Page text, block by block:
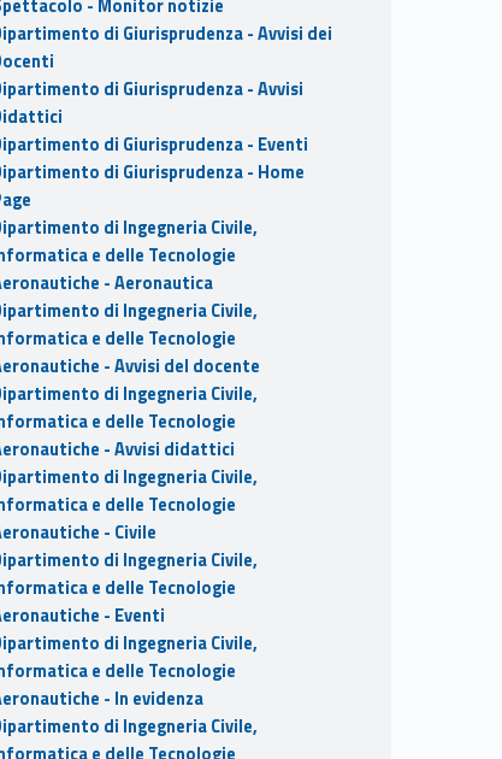
- Monitor notizie
di Giurisprudenza - Avvisi dei
di Giurisprudenza - Avvisi
di Giurisprudenza - Eventi
di Giurisprudenza - Home
di Ingegneria Civile,
e delle Tecnologie
- Aeronautica
di Ingegneria Civile,
e delle Tecnologie
- Avvisi del docente
di Ingegneria Civile,
e delle Tecnologie
- Avvisi didattici
di Ingegneria Civile,
e delle Tecnologie
- Civile
di Ingegneria Civile,
e delle Tecnologie
- Eventi
di Ingegneria Civile,
e delle Tecnologie
- In evidenza
di Ingegneria Civile,